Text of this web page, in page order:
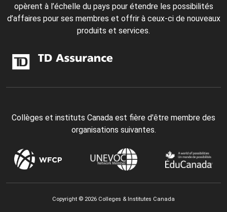
opèrent à l’échelle du pays pour étendre les possibilités
d’affaires pour ses membres et offrir à ceux-ci de nouveaux
produits et services.
Collèges et instituts Canada est fière d'être membre des
organisations suivantes.
Copyright © 2026 Colleges & Institutes Canada